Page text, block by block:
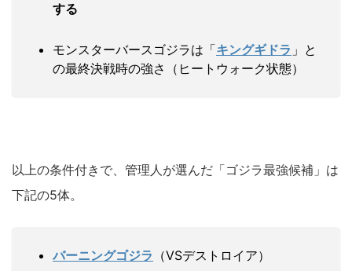
する
モンスターバースゴジラは「キングギドラ 」と
の最終決戦時の強さ（ヒートウォーク状態）
以上の条件付きで、管理人が選んだ「ゴジラ最強候補」は
下記の5体。
バーニングゴジラ （VSデストロイア）